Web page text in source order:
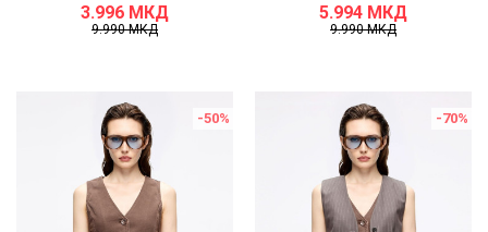
3.996 МКД
9.990МКД
5.994 МКД
9.990МКД
-50% -70%